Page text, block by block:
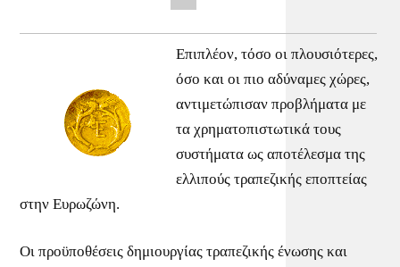
Επιπλέον, τόσο οι πλουσιότερες,
όσο και οι πιο αδύναμες χώρες,
αντιμετώπισαν προβλήματα με
τα χρηματοπιστωτικά τους
συστήματα ως αποτέλεσμα της
ελλιπούς τραπεζικής εποπτείας
στην Ευρωζώνη.
Οι προϋποθέσεις δημιουργίας τραπεζικής ένωσης και